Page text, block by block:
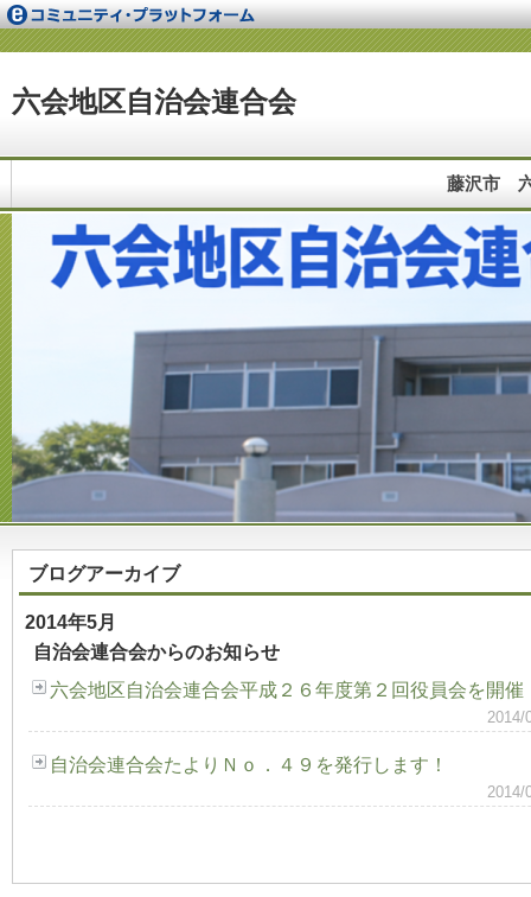
六会地区自治会連合会
藤沢市
ブログアーカイブ
2014年5月
自治会連合会からのお知らせ
六会地区自治会連合会平成２６年度第２回役員会を開催
2014/
自治会連合会たよりＮｏ．４９を発行します！
2014/